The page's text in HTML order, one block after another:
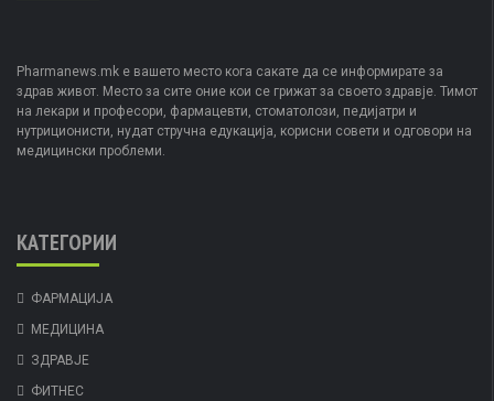
Pharmanews.mk е вашето место кога сакате да се информирате за
здрав живот. Место за сите оние кои се грижат за своето здравје. Тимот
на лекари и професори, фармацевти, стоматолози, педијатри и
нутриционисти, нудат стручна едукација, корисни совети и одговори на
медицински проблеми.
КАТЕГОРИИ
ФАРМАЦИЈА
МЕДИЦИНА
ЗДРАВЈЕ
ФИТНЕС